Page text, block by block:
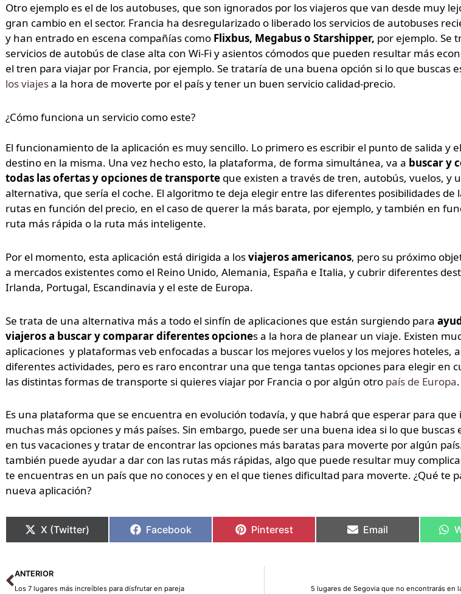
Otro ejemplo es el de los autobuses, que son ignorados por los viajeros que van desde muy
gran cambio en el sector. Francia ha desregularizado o liberado los servicios de autobuses
y han entrado en escena compañías como Flixbus, Megabus o Starshipper, por ejemplo. Se
servicios de autobús de clase alta con Wi-Fi y asientos cómodos que pueden resultar más
el tren para viajar por Francia, por ejemplo. Se trataría de una buena opción si lo que buscas
los viajesa la hora de moverte por el país y tener un buen servicio calidad-precio.
¿Cómo funciona un servicio como este?
El funcionamiento de la aplicación es muy sencillo. Lo primero es escribir el punto de salida y
destino en la misma. Una vez hecho esto, la plataforma, de forma simultánea, va a buscar y
todas las ofertas y opciones de transporteque existen a través de tren, autobús, vuelos, y
alternativa, que sería el coche. El algoritmo te deja elegir entre las diferentes posibilidades de
rutas en función del precio, en el caso de querer la más barata, por ejemplo, y también en
ruta más rápida o la ruta más inteligente.
Por el momento, esta aplicación está dirigida a losviajeros americanos, pero su próximo
a mercados existentes como el Reino Unido, Alemania, España e Italia, y cubrir diferentes
Irlanda, Portugal, Escandinavia y el este de Europa.
Se trata de una alternativa más a todo el sinfín de aplicaciones que están surgiendo para
viajeros a buscar y comparar diferentes opciones a la hora de planear un viaje. Existen
aplicaciones y plataformas veb enfocadas a buscar los mejores vuelos y los mejores hoteles,
diferentes actividades, pero es raro encontrar una que tenga tantas opciones para elegir en
las distintas formas de transporte si quieres viajar por Francia o por algún otro país de Europa.
Es una plataforma que se encuentra en evolución todavía, y que habrá que esperar para que
muchas más opciones y más países. Sin embargo, puede ser una buena idea si lo que buscas
en tus vacaciones y tratar de encontrar las opciones más baratas para moverte por algún
también puede ayudar a dar con las rutas más rápidas, algo que puede resultar muy
te encuentras en un país que no conoces y en el que tienes dificultad para moverte. ¿Qué te
nueva aplicación?
X (Twitter) Facebook Pinterest Email
Ant
ANTERIOR
Los 7 lugares más increíbles para disfrutar en pareja 5 lugares de Segovia que no encontrarás en